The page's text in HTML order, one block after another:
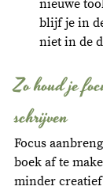
nieuwe
blijf je in
niet in de
Zo houd je
schrijven
Focus
boek af te
minder